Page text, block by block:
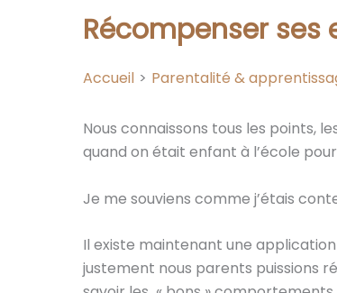
Récompenser
Accueil Parentalité &
Nous connaissons tous les points,
quand on était enfant à l’école
Je me souviens comme j’étais
Il existe maintenant une
justement nous parents puissions